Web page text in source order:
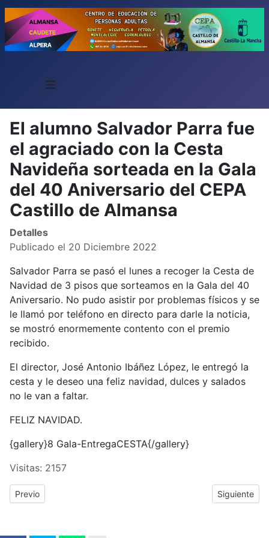
≡
El alumno Salvador Parra fue
el agraciado con la Cesta
Navideña sorteada en la Gala
del 40 Aniversario del CEPA
Castillo de Almansa
Detalles
Publicado el 20 Diciembre 2022
Salvador Parra se pasó el lunes a recoger la Cesta de
Navidad de 3 pisos que sorteamos en la Gala del 40
Aniversario. No pudo asistir por problemas físicos y se
le llamó por teléfono en directo para darle la noticia,
se mostró enormemente contento con el premio
recibido.
El director, José Antonio Ibáñez López, le entregó la
cesta y le deseo una feliz navidad, dulces y salados
no le van a faltar.
FELIZ NAVIDAD.
{gallery}8 Gala-EntregaCESTA{/gallery}
Visitas: 2157
Previous article: OS DESEAMOS A TODOS/AS FELIZ
Previo Next article:
Siguiente